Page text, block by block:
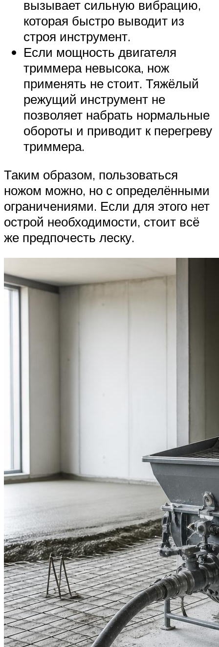
вызывает сильную вибрацию,
которая быстро выводит из
строя инструмент.
Если мощность двигателя
триммера невысока, нож
применять не стоит. Тяжёлый
режущий инструмент не
позволяет набрать нормальные
обороты и приводит к перегреву
триммера.
Таким образом, пользоваться
ножом можно, но с определёнными
ограничениями. Если для этого нет
острой необходимости, стоит всё
же предпочесть леску.